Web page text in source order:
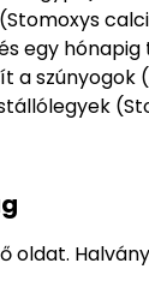
egy
a szúnyogok
oldat.